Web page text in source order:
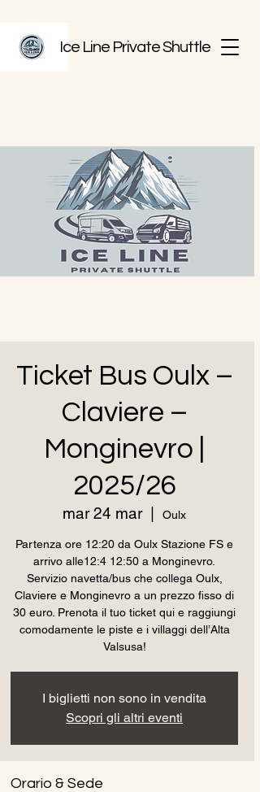
Ice Line Private Shuttle
Ticket Bus Oulx –
Claviere –
Monginevro |
2025/26
mar 24 mar
  |
Oulx
Partenza ore 12:20 da Oulx Stazione FS e
arrivo alle12:4 12:50 a Monginevro.
Servizio navetta/bus che collega Oulx,
Claviere e Monginevro a un prezzo fisso di
30 euro. Prenota il tuo ticket qui e raggiungi
comodamente le piste e i villaggi dell’Alta
Valsusa!
I biglietti non sono in vendita
Scopri gli altri eventi
Orario & Sede